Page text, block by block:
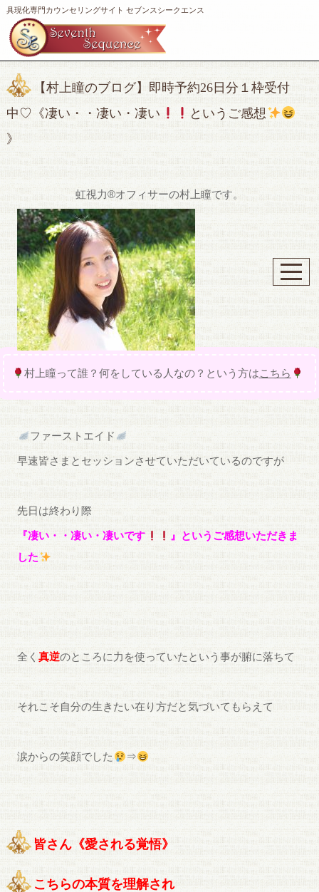
具現化専門カウンセリングサイト セブンスシークエンス
【村上瞳のブログ】即時予約26日分１枠受付
中♡《凄い・・凄い・凄い
というご感想
》
虹視力®️オフィサーの村上瞳です。
村上瞳って誰？何をしている人なの？という方はこちら
ファーストエイド
早速皆さまとセッションさせていただいているのですが
先日は終わり際
『凄い・・凄い・凄いです
』というご感想いただきま
した
全く真逆のところに力を使っていたという事が腑に落ちて
それこそ自分の生きたい在り方だと気づいてもらえて
涙からの笑顔でした ⇒
皆さん《愛される覚悟》
こちらの本質を理解され